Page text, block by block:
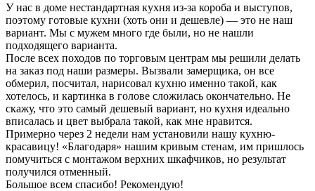
У нас в доме нестандартная кухня из-за короба и выступов,
поэтому готовые кухни (хоть они и дешевле) — это не наш
вариант. Мы с мужем много где были, но не нашли
подходящего варианта.
После всех походов по торговым центрам мы решили делать
на заказ под наши размеры. Вызвали замерщика, он все
обмерил, посчитал, нарисовал кухню именно такой, как
хотелось, и картинка в голове сложилась окончательно. Не
скажу, что это самый дешевый вариант, но кухня идеально
вписалась и цвет выбрала такой, как мне нравится.
Примерно через 2 недели нам установили нашу кухню-
красавицу! «Благодаря» нашим кривым стенам, им пришлось
помучиться с монтажом верхних шкафчиков, но результат
получился отменный.
Большое всем спасибо! Рекомендую!